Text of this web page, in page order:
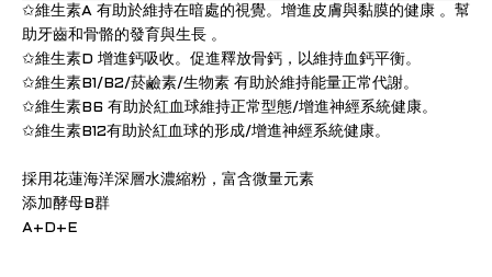
✩維生素A 有助於維持在暗處的視覺。增進皮膚與黏膜的健康 。幫
助牙齒和骨骼的發育與生長 。
✩維生素D 增進鈣吸收。促進釋放骨鈣，以維持血鈣平衡。
✩維生素B1/B2/菸鹼素/生物素 有助於維持能量正常代謝。
✩維生素B6 有助於紅血球維持正常型態/增進神經系統健康。
✩維生素B12有助於紅血球的形成/增進神經系統健康。
採用花蓮海洋深層水濃縮粉，富含微量元素
添加酵母B群
A+D+E